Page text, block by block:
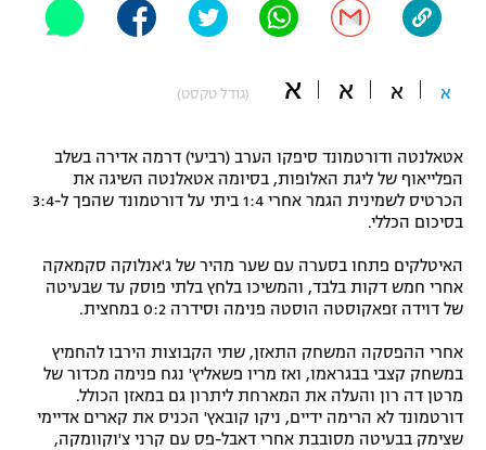
"מחצית בשכונה" – פודקאסט
משתתפים וזוכים בפרסים
תקנון משתתפים וזוכים בפרסים
תקנון עבור פעילות אלקטרה
תקנון עבור פעילות ספורט 1 – "מרלן"
טניס
מדיניות פרטיות
ספורט מוטורי
כדורמים
פוטבול אמריקאי NFL
ספורט אתגרי ואקסטרים
אומנויות לחימה
גיימינג E-Sports
א א א א (גודל טקסט)
אטאלנטה ודורטמונד סיפקו הערב (רביעי) דרמה אדירה בשלב
הפלייאוף של ליגת האלופות, בסיומה אטאלנטה השיגה את
הכרטיס לשמינית הגמר אחרי 1:4 ביתי על דורטמונד שהפך ל-3:4
בסיכום הכללי.
האיטלקים פתחו בסערה עם שער מהיר של ג'אנלוקה סקמאקה
אחרי חמש דקות בלבד, והמשיכו בלחץ בלתי פוסק עד שבעיטה
של דוידה זפאקוסטה הוסטה פנימה וסידרה 0:2 במחצית.
אחרי ההפסקה המשחק התאזן, שתי הקבוצות הירבו להחמיץ
במשחק קצבי בבגראמו, ואז מריו פשאליץ' נגח פנימה מכדור של
מרטן דה רון והעלה את המארחת ליתרון גם במאזן הכולל.
דורטמונד לא הרימה ידיים, ניקו קובאץ' הכניס את קארים אדיימי
שצימק בבעיטה מסובבת אחרי דאבל-פס עם קרני צ'וקוומקה,